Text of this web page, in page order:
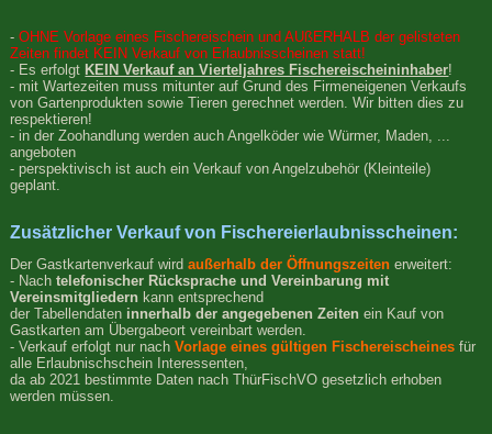
-OHNE Vorlage eines Fischereischein und AUßERHALB der gelisteten
Zeiten findet KEIN Verkauf von Erlaubnisscheinen statt!
- Es erfolgt KEIN Verkauf an Vierteljahres Fischereischeininhaber!
- mit Wartezeiten muss mitunter auf Grund des Firmeneigenen Verkaufs
von Gartenprodukten sowie Tieren gerechnet werden. Wir bitten dies zu
respektieren!
- in der Zoohandlung werden auch Angelköder wie Würmer, Maden, ...
angeboten
- perspektivisch ist auch ein Verkauf von Angelzubehör (Kleinteile)
geplant.
Zusätzlicher Verkauf von Fischereierlaubnisscheinen:
Der Gastkartenverkauf wirdaußerhalb der Öffnungszeiten erweitert:
- Nachtelefonischer Rücksprache und Vereinbarung mit
Vereinsmitgliedern kann entsprechend
der Tabellendaten innerhalb der angegebenen Zeiten ein Kauf von
Gastkarten am Übergabeort vereinbart werden.
- Verkauf erfolgt nur nachVorlage eines gültigen Fischereischeines für
alle Erlaubnischschein Interessenten,
da ab 2021 bestimmte Daten nach ThürFischVO gesetzlich erhoben
werden müssen.